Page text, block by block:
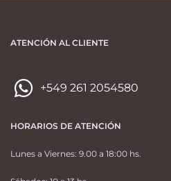
ATENCIÓN AL CLIENTE
+549 261 2054580
HORARIOS DE ATENCIÓN
Lunes a Viernes: 9.00 a 18:00 hs.